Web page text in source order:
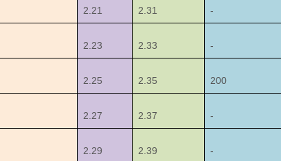
2.21 2.31 -
2.23 2.33 -
2.25 2.35 200
2.27 2.37 -
2.29 2.39 -